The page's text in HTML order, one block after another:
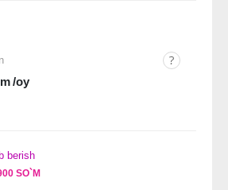
/oy
berish
SO`M